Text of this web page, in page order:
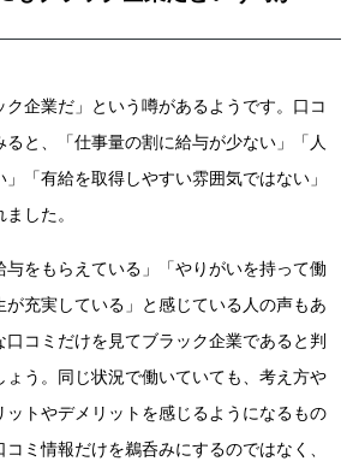
ク企業だ」という噂があるようです。口コ
ると、「仕事量の割に給与が少ない」「人
「有給を取得しやすい雰囲気ではない」
した。
与をもらえている」「やりがいを持って働
が充実している」と感じている人の声もあ
コミだけを見てブラック企業であると判
ょう。同じ状況で働いていても、考え方や
ットやデメリットを感じるようになるもの
ミ情報だけを鵜呑みにするのではなく、